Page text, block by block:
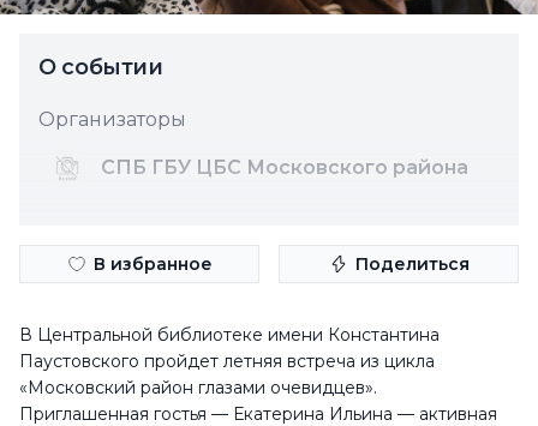
О событии
Организаторы
СПБ ГБУ ЦБС Московского района
В избранное Поделиться
В Центральной библиотеке имени Константина
Паустовского пройдет летняя встреча из цикла
«Московский район глазами очевидцев».
Приглашенная гостья — Екатерина Ильина — активная